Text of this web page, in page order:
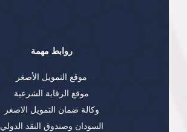
روابط مهمة
موقع التمويل الأصغر
موقع الرقابة الشرعية
وكالة ضمان التمويل الاصغر
السودان وصندوق النقد الدولي